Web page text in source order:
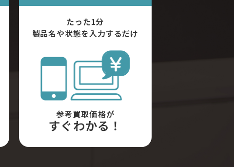
たった1分
製品名や状態を入力するだけ
参考買取価格が
すぐわかる！